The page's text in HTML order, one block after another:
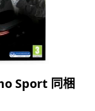
Sport 同梱